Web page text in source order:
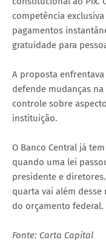
competência
pagamentos
gratuidade para
A proposta
defende mudanças
controle sobre
instituição.
O Banco Central já
quando uma lei
presidente e diretores.
quarta vai além
do orçamento federal.
Fonte: Carta Capital